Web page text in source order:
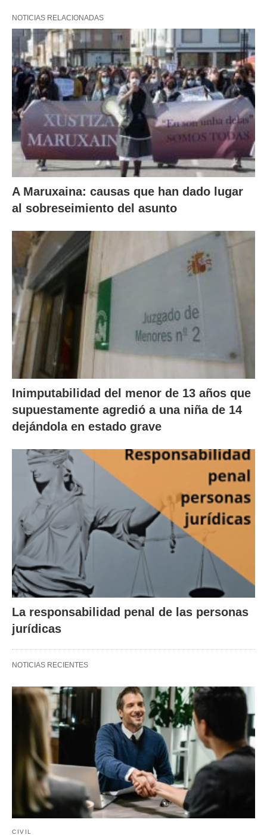
NOTICIAS RELACIONADAS
A Maruxaina: causas que han dado lugar
al sobreseimiento del asunto
Inimputabilidad del menor de 13 años que
supuestamente agredió a una niña de 14
dejándola en estado grave
La responsabilidad penal de las personas
jurídicas
NOTICIAS RECIENTES
CIVIL